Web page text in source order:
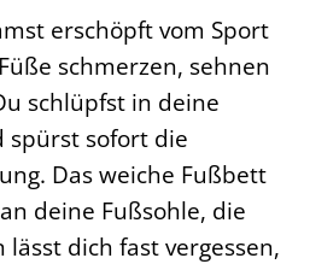
erschöpft vom Sport
schmerzen, sehnen
schlüpfst in deine
spürst sofort die
Das weiche Fußbett
deine Fußsohle, die
dich fast vergessen,